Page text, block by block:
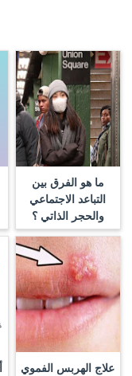
ما هو الفرق بين
التباعد الاجتماعي
والحجر الذاتي ؟
علاج الهربس الفموي